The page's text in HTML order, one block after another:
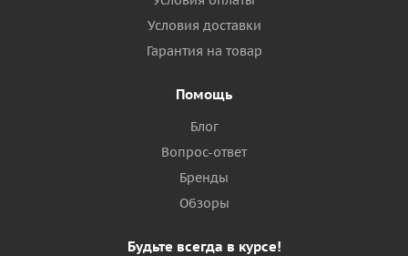
Условия доставки
Гарантия на товар
Помощь
Блог
Вопрос-ответ
Бренды
Обзоры
Будьте всегда в курсе!